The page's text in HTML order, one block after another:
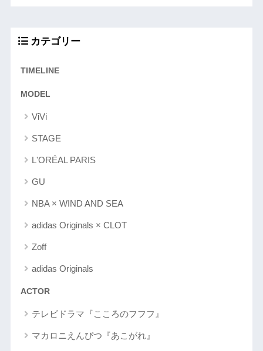
カテゴリー
TIMELINE
MODEL
ViVi
STAGE
L'ORÉAL PARIS
GU
NBA × WIND AND SEA
adidas Originals × CLOT
Zoff
adidas Originals
ACTOR
テレビドラマ『こころのフフフ』
マカロニえんぴつ『あこがれ』